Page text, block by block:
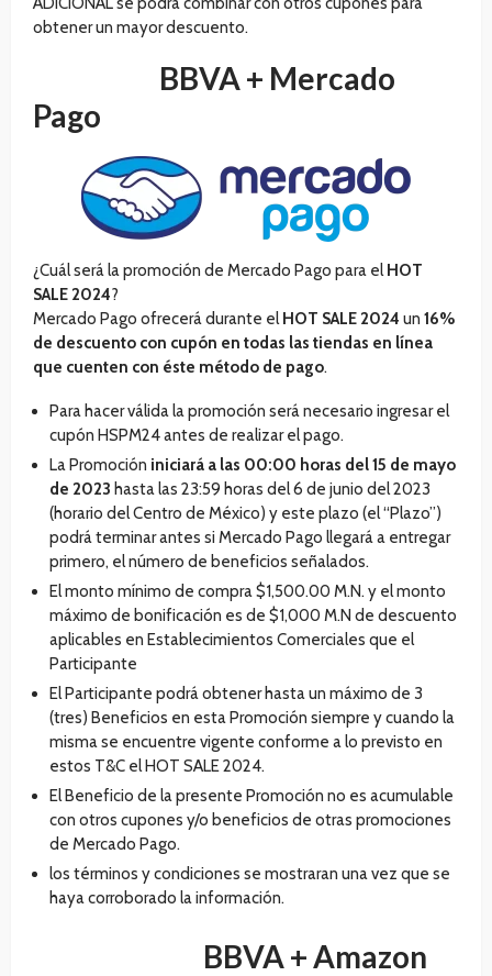
obtener un mayor descuento.
BBVA + Mercado
Pago
¿Cuál será la promoción de Mercado Pago para elHOT
SALE 2024?
Mercado Pago ofrecerá durante elHOT SALE 2024 un 16%
de descuento con cupón en todas las tiendas en línea
que cuenten con éste método de pago.
Para hacer válida la promoción será necesario ingresar el
cupón HSPM24 antes de realizar el pago.
La Promoción iniciará a las 00:00 horas del 15 de mayo
de 2023 hasta las 23:59 horas del 6 de junio del 2023
(horario del Centro de México) y este plazo (el “Plazo”)
podrá terminar antes si Mercado Pago llegará a entregar
primero, el número de beneficios señalados.
El monto mínimo de compra $1,500.00 M.N. y el monto
máximo de bonificación es de $1,000 M.N de descuento
aplicables en Establecimientos Comerciales que el
Participante
El Participante podrá obtener hasta un máximo de 3
(tres) Beneficios en esta Promoción siempre y cuando la
misma se encuentre vigente conforme a lo previsto en
estos T&C el HOT SALE 2024.
El Beneficio de la presente Promoción no es acumulable
con otros cupones y/o beneficios de otras promociones
de Mercado Pago.
los términos y condiciones se mostraran una vez que se
haya corroborado la información.
BBVA + Amazon